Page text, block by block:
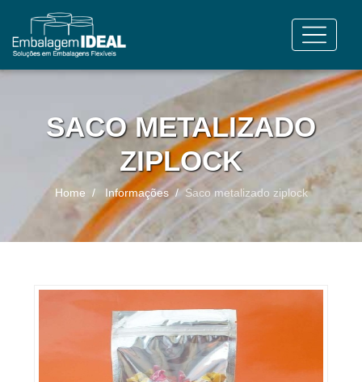
SACO METALIZADO
ZIPLOCK
Home Informações Saco metalizado ziplock